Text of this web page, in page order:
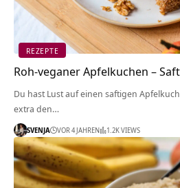
REZEPTE
Roh-veganer Apfelkuchen –
Du hast Lust auf einen saftigen
extra den…
SVENJA VOR 4 JAHREN 1.2K VIEWS